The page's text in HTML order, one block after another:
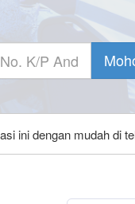
ini dengan mudah di